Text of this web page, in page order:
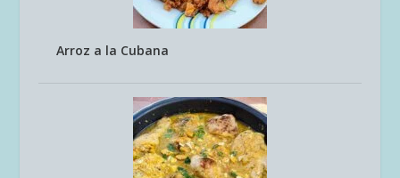
Arroz a la Cubana